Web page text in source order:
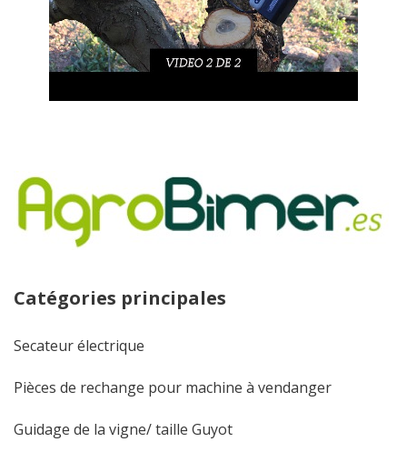
Catégories principales
Secateur électrique
Pièces de rechange pour machine à vendanger
Guidage de la vigne/ taille Guyot